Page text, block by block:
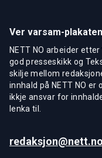
Ver varsam-plakaten
NETT NO arbeider
god presseskikk og
skilje mellom
innhald på NETT NO er
ikkje ansvar for
lenka til.
redaksjon@nett.no